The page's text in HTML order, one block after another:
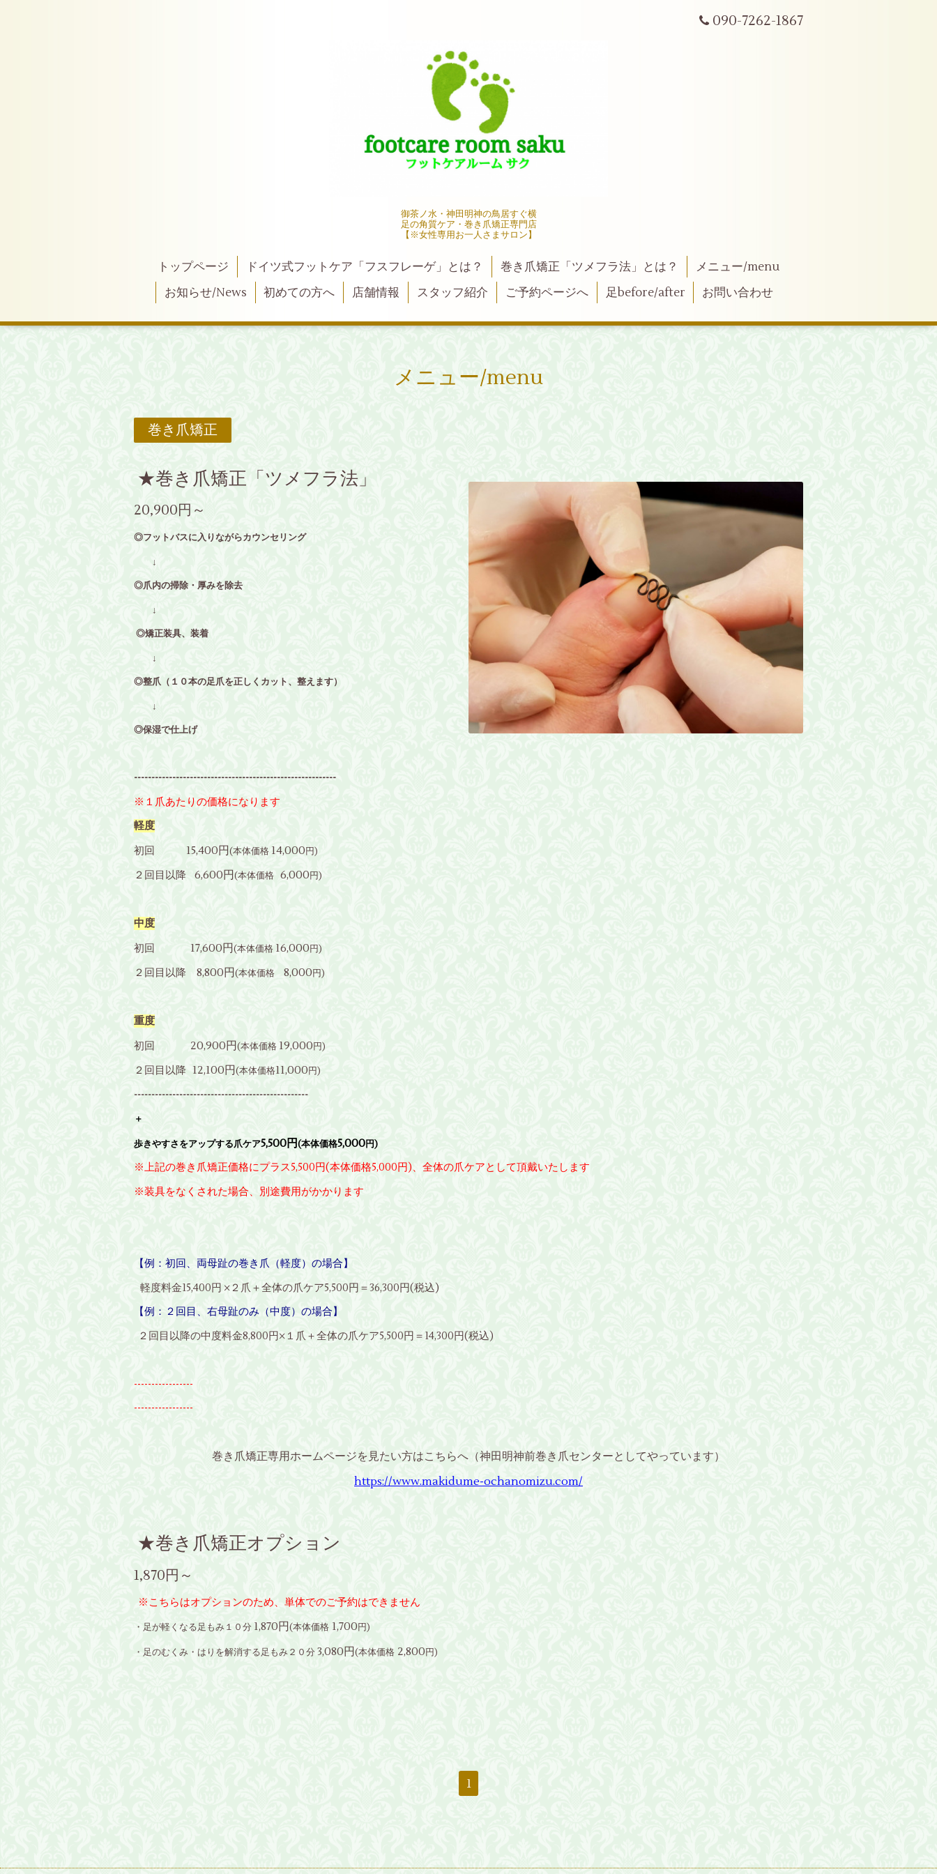
090-7262-1867
御茶ノ水・神田明神の鳥居すぐ横
足の角質ケア・巻き爪矯正専門店
【※女性専用お一人さまサロン】
トップページ ドイツ式フットケア「フスフレーゲ」とは？ 巻き爪矯正「ツメフラ法」とは？
メニュー/menu
お知らせ/News
初めての方へ 店舗情報 スタッフ紹介 ご予約ページへ 足before/after お問い合わせ
メニュー/menu
巻き爪矯正
★巻き爪矯正「ツメフラ法」
20,900円～
◎フットバスに入りながらカウンセリング
↓
◎爪内の掃除・厚みを除去
↓
◎矯正装具、装着
↓
◎整爪（１０本の足爪を正しくカット、整えます）
↓
◎保湿で仕上げ
----------------------------------------------------------
※１爪あたりの価格になります
軽度
初回 15,400円(本体価格 14,000円)
２回目以降 6,600円(本体価格 6,000円)
中度
初回 17,600円(本体価格 16,000円)
２回目以降 8,800円(本体価格 8,000円)
重度
初回 20,900円(本体価格 19,000円)
２回目以降 12,100円(本体価格11,000円)
--------------------------------------------------
＋
歩きやすさをアップする爪ケア5,500円(本体価格5,000円)
※上記の巻き爪矯正価格にプラス5,500円(本体価格5,000円)、全体の爪ケアとして頂戴いたします
※装具をなくされた場合、別途費用がかかります
【例：初回、両母趾の巻き爪（軽度）の場合】
軽度料金15,400円 ×２爪＋全体の爪ケア5,500円＝36,300円(税込)
【例：２回目、右母趾のみ（中度）の場合】
２回目以降の中度料金8,800円×１爪＋全体の爪ケア5,500円＝14,300円(税込)
-----------------
-----------------
巻き爪矯正専用ホームページを見たい方はこちらへ（神田明神前巻き爪センターとしてやっています）
https://www.makidume-ochanomizu.com/
★巻き爪矯正オプション
1,870円～
※こちらはオプションのため、単体でのご予約はできません
・足が軽くなる足もみ１０分 1,870円(本体価格 1,700円)
・足のむくみ・はりを解消する足もみ２０分 3,080円(本体価格 2,800円)
1